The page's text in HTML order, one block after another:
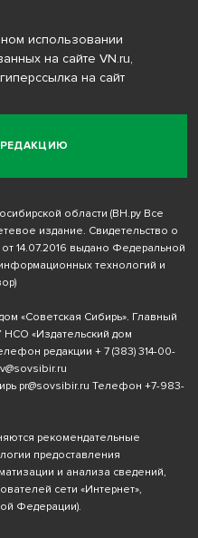
РЕДАКЦИЮ
использовании
на сайте VN.ru,
на сайт
области (ВН.ру Все
издание. Свидетельство о
14.07.2016 выдано Федеральной
технологий и
«Советская Сибирь». Главный
НСО «Издательский дом
редакции + 7 (383) 314-00-
pr@sovsibir.ru Телефон +7-983-
рекомендательные
предоставления
и анализа сведений,
сети «Интернет»,
Федерации).